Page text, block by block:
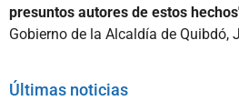
presuntos autores de estos
Gobierno de la Alcaldía de Quibdó,
Últimas noticias